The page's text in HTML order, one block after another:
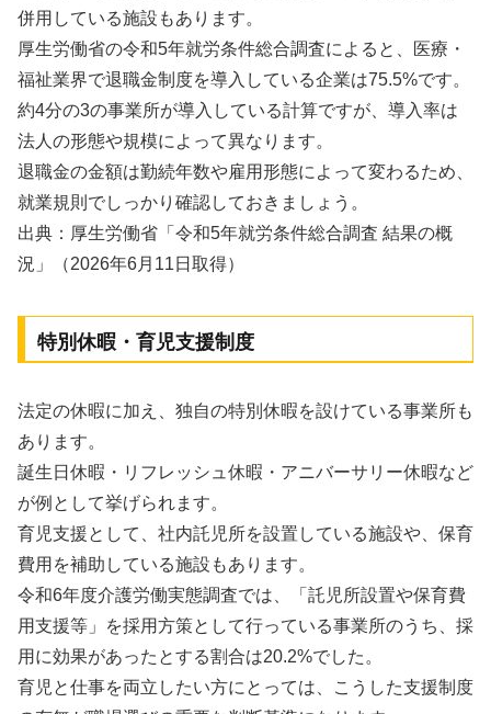
併用している施設もあります。
厚生労働省の令和5年就労条件総合調査によると、医療・
福祉業界で退職金制度を導入している企業は75.5%です。
約4分の3の事業所が導入している計算ですが、導入率は
法人の形態や規模によって異なります。
退職金の金額は勤続年数や雇用形態によって変わるため、
就業規則でしっかり確認しておきましょう。
出典：厚生労働省「令和5年就労条件総合調査 結果の概
況」（2026年6月11日取得）
特別休暇・育児支援制度
法定の休暇に加え、独自の特別休暇を設けている事業所も
あります。
誕生日休暇・リフレッシュ休暇・アニバーサリー休暇など
が例として挙げられます。
育児支援として、社内託児所を設置している施設や、保育
費用を補助している施設もあります。
令和6年度介護労働実態調査では、「託児所設置や保育費
用支援等」を採用方策として行っている事業所のうち、採
用に効果があったとする割合は20.2%でした。
育児と仕事を両立したい方にとっては、こうした支援制度